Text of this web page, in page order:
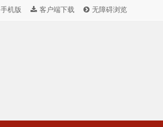
手机版 客户端下载 无障碍浏览